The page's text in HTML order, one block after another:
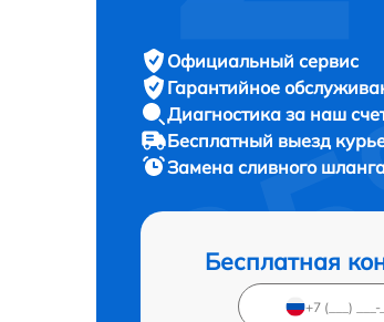
Официальный сервис
Гарантийное
Диагностика за наш
Бесплатный выезд
Замена сливного
Бесплатная